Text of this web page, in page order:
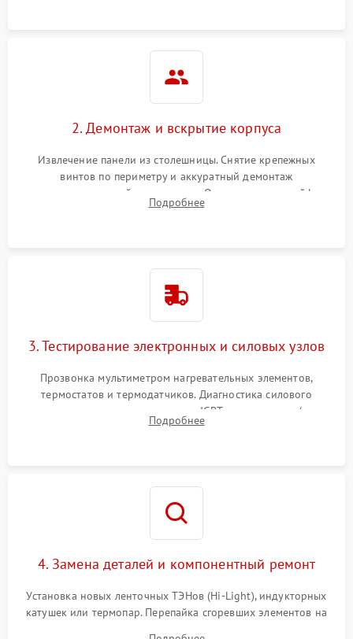
2. Демонтаж и вскрытие корпуса
Извлечение панели из столешницы. Снятие крепежных
винтов по периметру и аккуратный демонтаж
стеклокерамической поверхности. Отсоединение шлейфов
сенсорного блока для доступа к силовым платам, катушкам
Подробнее
3. Тестирование электронных и силовых узлов
Прозвонка мультиметром нагревательных элементов,
термостатов и термодатчиков. Диагностика силового
модуля, реле, диодных мостов и IGBT-транзисторов (для
индукции). Проверка кранов и газ-контроля (для газовых
Подробнее
4. Замена деталей и компонентный ремонт
Установка новых ленточных ТЭНов (Hi-Light), индукторных
катушек или термопар. Перепайка сгоревших элементов на